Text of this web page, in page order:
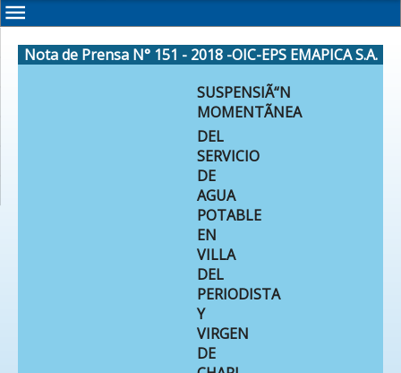
Nota de Prensa N° 151 - 2018 -OIC-EPS EMAPICA S.A.
SUSPENSIÃ“N
MOMENTÃNEA
DEL
SERVICIO
DE
AGUA
POTABLE
EN
VILLA
DEL
PERIODISTA
Y
VIRGEN
DE